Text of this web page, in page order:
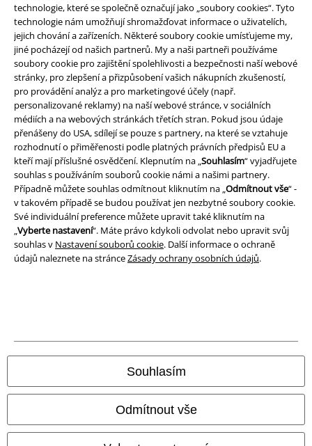
technologie, které se společně označují jako „soubory cookies“. Tyto
technologie nám umožňují shromažďovat informace o uživatelích,
jejich chování a zařízeních. Některé soubory cookie umísťujeme my,
jiné pocházejí od našich partnerů. My a naši partneři používáme
soubory cookie pro zajištění spolehlivosti a bezpečnosti naší webové
stránky, pro zlepšení a přizpůsobení vašich nákupních zkušeností,
pro provádění analýz a pro marketingové účely (např.
personalizované reklamy) na naší webové stránce, v sociálních
médiích a na webových stránkách třetích stran. Pokud jsou údaje
přenášeny do USA, sdílejí se pouze s partnery, na které se vztahuje
rozhodnutí o přiměřenosti podle platných právních předpisů EU a
kteří mají příslušné osvědčení. Klepnutím na „Souhlasím“ vyjadřujete
souhlas s používáním souborů cookie námi a našimi partnery.
Případně můžete souhlas odmítnout kliknutím na „Odmítnout vše“ -
v takovém případě se budou používat jen nezbytné soubory cookie.
Své individuální preference můžete upravit také kliknutím na
„Vyberte nastavení“. Máte právo kdykoli odvolat nebo upravit svůj
souhlas v Nastavení souborů cookie. Další informace o ochraně
údajů naleznete na stránceZásady ochrany osobních údajů.
Souhlasím
Odmítnout vše
Právní informace
Podmínky
Prohlášení
Ochrana osobních údajů
Likvidace odpadu a ochrana životního prostředí
Prohlášení o shodě
Informace o přístupnosti
Nastavení souborů cookie
Odstoupení od smlouvy
Naše online obchody
EMP International